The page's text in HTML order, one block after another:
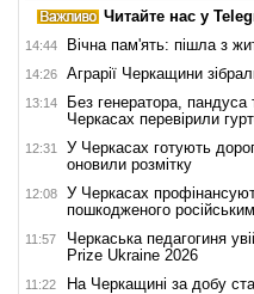
Читайте нас у
14:44 Вічна пам'ять: пішла з
14:26 Аграрії Черкащини
13:14
Без генератора,
Черкасах перевірили
12:31
У Черкасах готують
оновили розмітку
12:08
У Черкасах
пошкодженого
11:57
Черкаська педагогиня
Prize Ukraine 2026
11:22 На Черкащині за добу